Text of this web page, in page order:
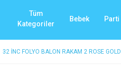
Tüm
Kategoriler
Bebek Parti
32 İNC FOLYO BALON RAKAM 2 ROSE GOLD